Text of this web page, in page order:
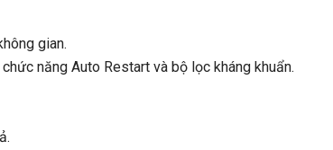
gian.
năng Auto Restart và bộ lọc kháng khuẩn.